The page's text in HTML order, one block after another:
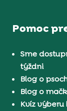
Pomoc
Sme
týždni
Blog o
Blog o
Kvíz